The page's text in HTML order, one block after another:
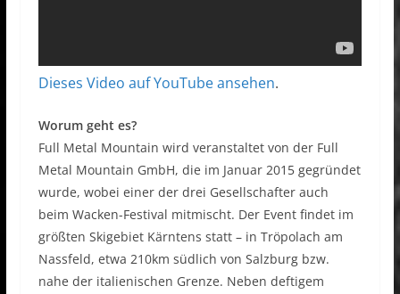
Dieses Video auf YouTube ansehen.
Worum geht es?
Full Metal Mountain wird veranstaltet von der Full
Metal Mountain GmbH, die im Januar 2015 gegründet
wurde, wobei einer der drei Gesellschafter auch
beim Wacken-Festival mitmischt. Der Event findet im
größten Skigebiet Kärntens statt – in Tröpolach am
Nassfeld, etwa 210km südlich von Salzburg bzw.
nahe der italienischen Grenze. Neben deftigem